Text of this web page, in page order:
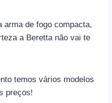
arma de fogo compacta,
a Beretta não vai te
temos vários modelos
preços!